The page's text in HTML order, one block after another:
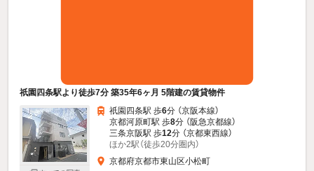
祇園四条駅より徒歩7分 築35年6ヶ月 5階建の賃貸物件
祇園四条駅 歩6分 （京阪本線）
京都河原町駅 歩8分 （阪急京都線）
三条京阪駅 歩12分 （京都東西線）
ほか2駅（徒歩20分圏内）
京都府京都市東山区小松町